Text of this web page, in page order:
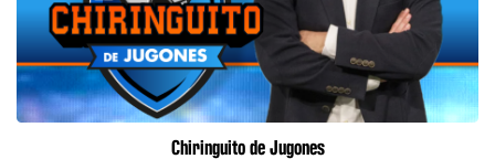
Chiringuito de Jugones